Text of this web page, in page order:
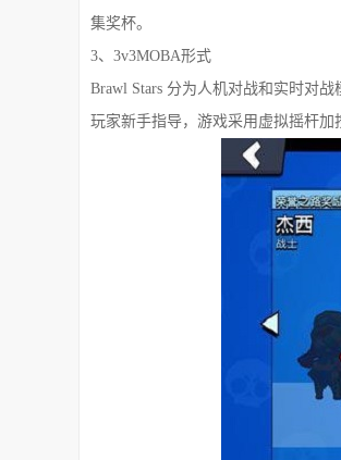
集奖杯。
3、3v3MOBA形式
Brawl Stars 分为人机对战和实时对
玩家新手指导，游戏采用虚拟摇杆加